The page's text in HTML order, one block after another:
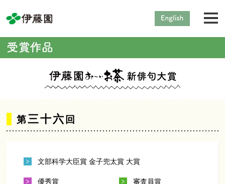
第三十六 回
文部科学大臣賞 金子兜太賞 大賞
優秀賞 審査員賞